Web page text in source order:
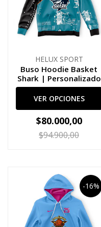
HELUX SPORT
Buso Hoodie Basket
Shark | Personalizado
VER OPCIONES
$80.000,00
$94.900,00
-16%